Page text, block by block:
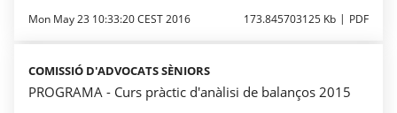
Mon May 23 10:33:20 CEST 2016 173.845703125 Kb PDF
COMISSIÓ D'ADVOCATS SÈNIORS
PROGRAMA - Curs pràctic d'anàlisi de balanços 2015